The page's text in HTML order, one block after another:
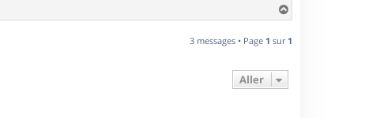
a
t
3 messages • Page 1 sur 1
Aller